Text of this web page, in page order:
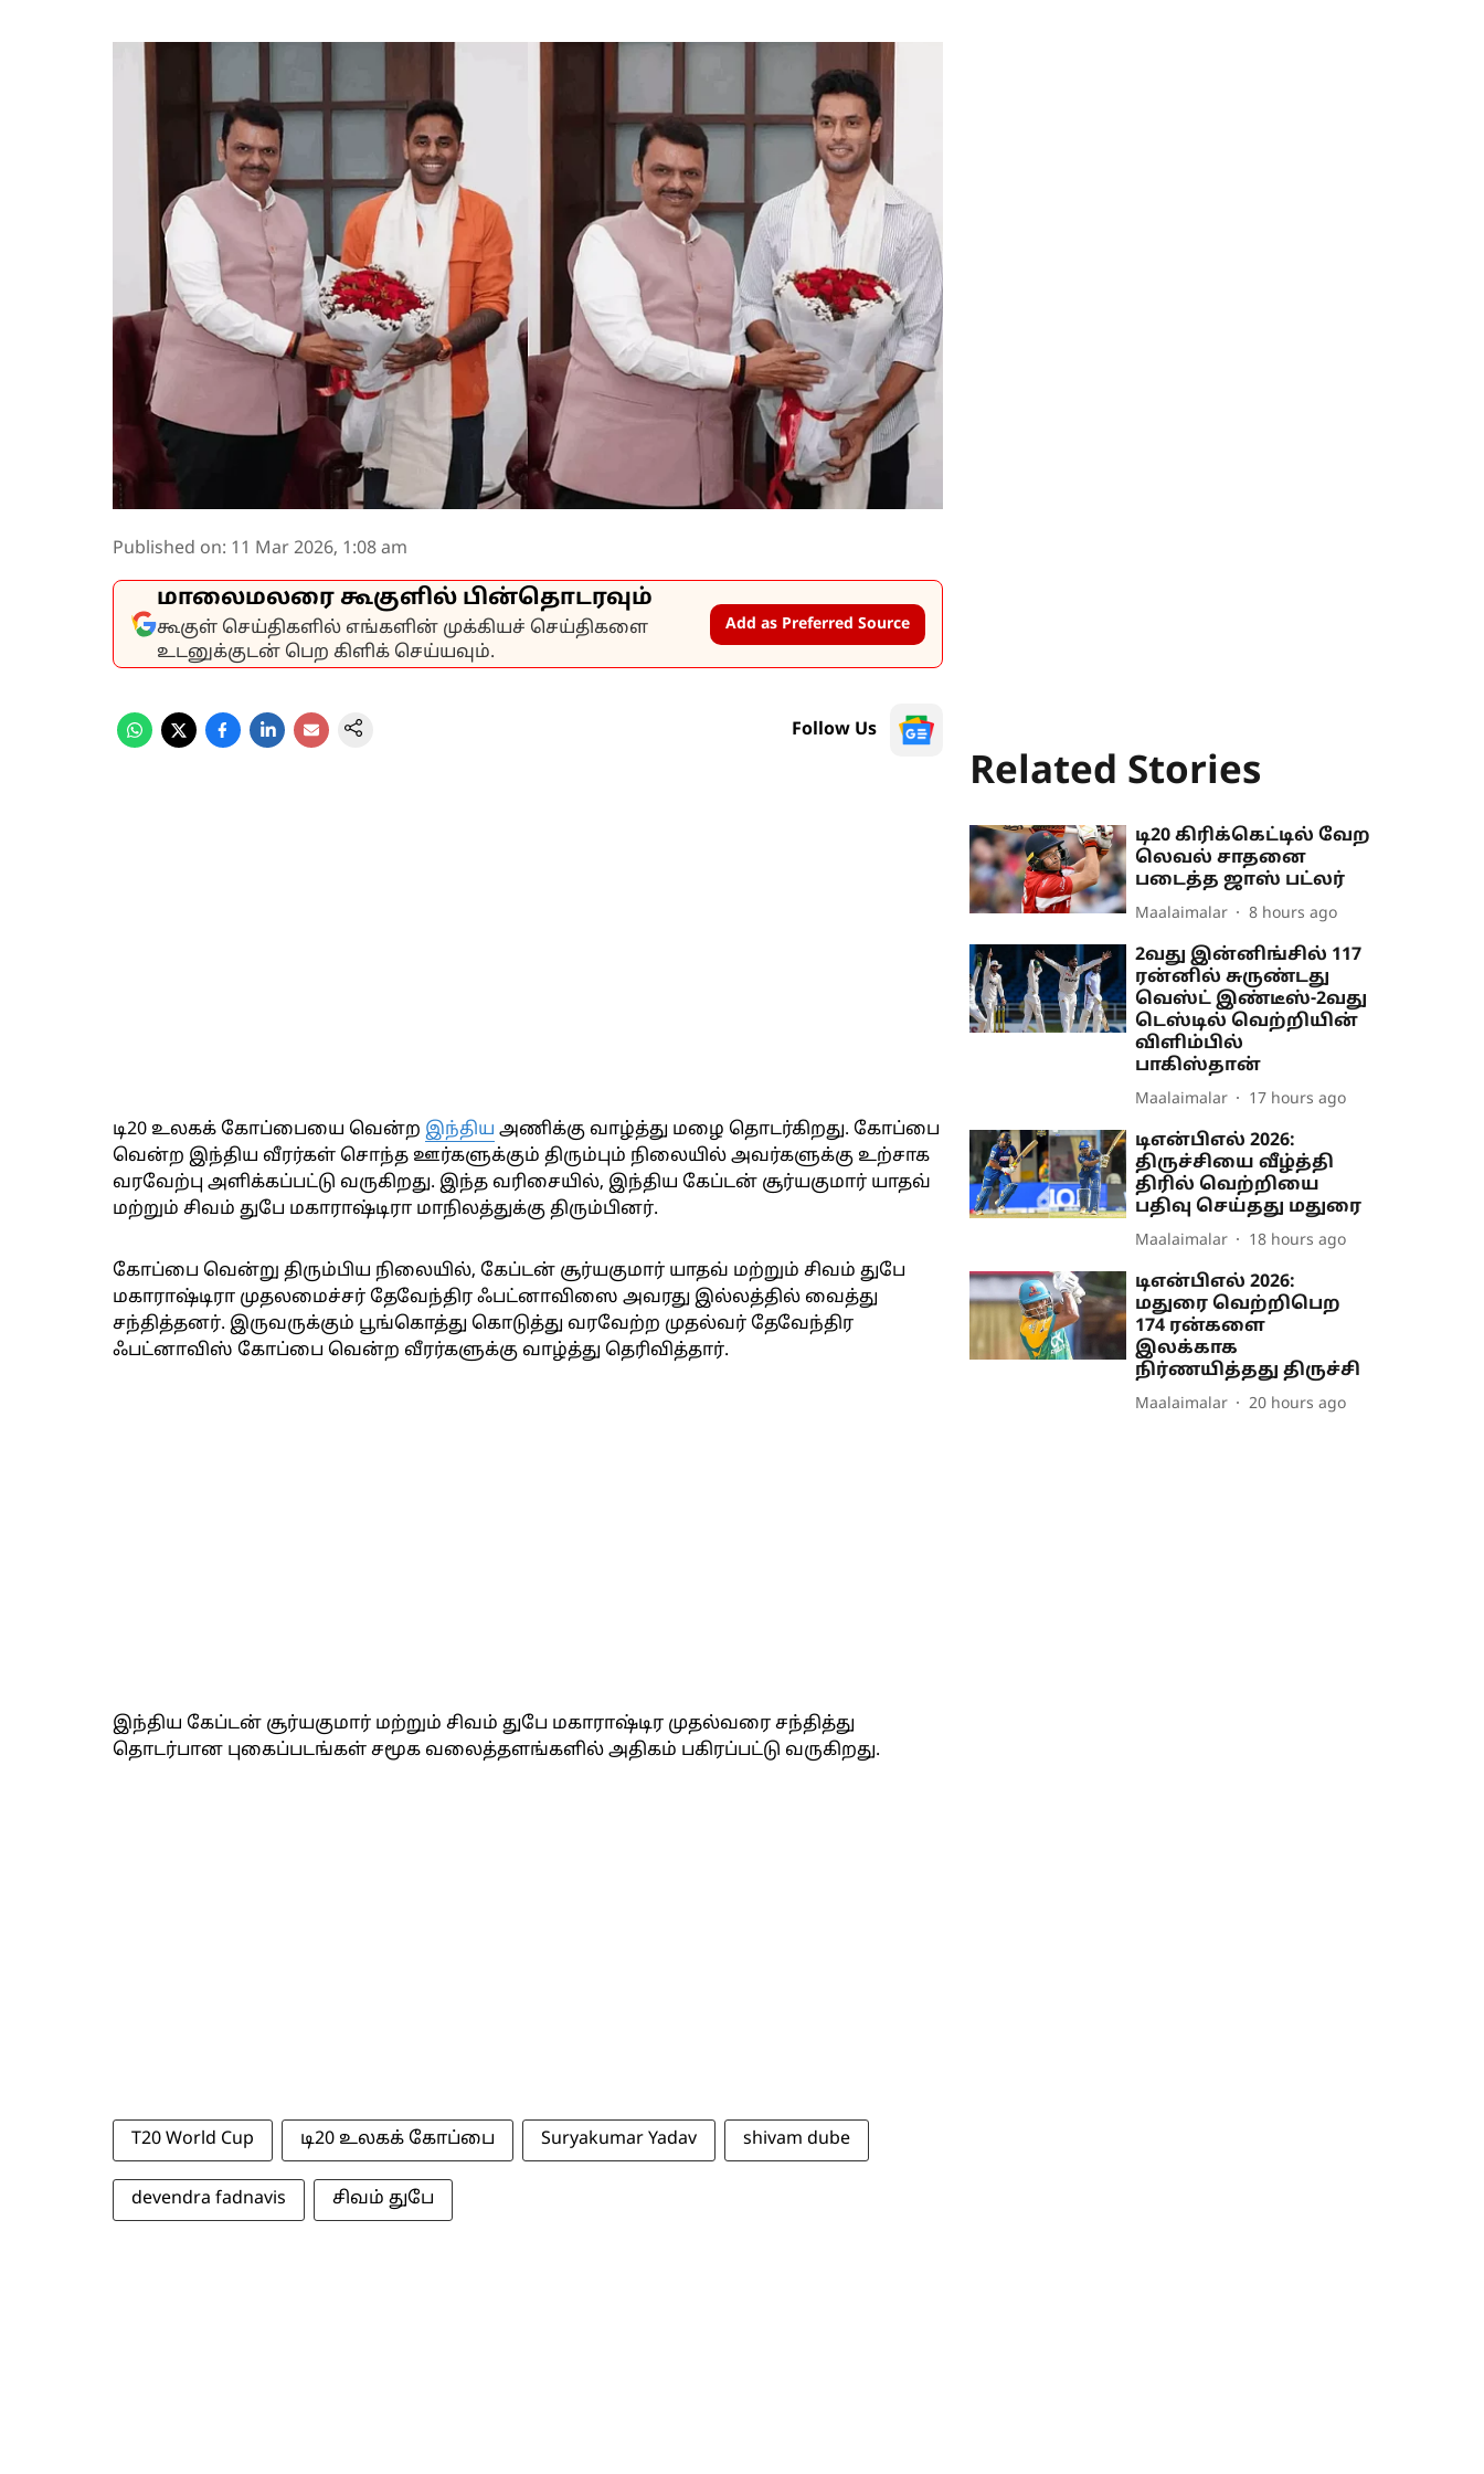
Published on: 11 Mar 2026, 1:08 am
மாலைமலரை கூகுளில் பின்தொடரவும்
கூகுள் செய்திகளில் எங்களின் முக்கியச் செய்திகளை
உடனுக்குடன் பெற கிளிக் செய்யவும்.
Add as Preferred Source
Follow Us
டி20 உலகக் கோப்பையை வென்ற இந்திய அணிக்கு வாழ்த்து மழை தொடர்கிறது. கோப்பை
வென்ற இந்திய வீரர்கள் சொந்த ஊர்களுக்கும் திரும்பும் நிலையில் அவர்களுக்கு உற்சாக
வரவேற்பு அளிக்கப்பட்டு வருகிறது. இந்த வரிசையில், இந்திய கேப்டன் சூர்யகுமார் யாதவ்
மற்றும் சிவம் துபே மகாராஷ்டிரா மாநிலத்துக்கு திரும்பினர்.
கோப்பை வென்று திரும்பிய நிலையில், கேப்டன் சூர்யகுமார் யாதவ் மற்றும் சிவம் துபே
மகாராஷ்டிரா முதலமைச்சர் தேவேந்திர ஃபட்னாவிஸை அவரது இல்லத்தில் வைத்து
சந்தித்தனர். இருவருக்கும் பூங்கொத்து கொடுத்து வரவேற்ற முதல்வர் தேவேந்திர
ஃபட்னாவிஸ் கோப்பை வென்ற வீரர்களுக்கு வாழ்த்து தெரிவித்தார்.
இந்திய கேப்டன் சூர்யகுமார் மற்றும் சிவம் துபே மகாராஷ்டிர முதல்வரை சந்தித்து
தொடர்பான புகைப்படங்கள் சமூக வலைத்தளங்களில் அதிகம் பகிரப்பட்டு வருகிறது.
T20 World Cup டி20 உலகக் கோப்பை Suryakumar Yadav shivam dube
devendra fadnavis சிவம் துபே
Related Stories
டி20 கிரிக்கெட்டில் வேற
லெவல் சாதனை
படைத்த ஜாஸ் பட்லர்
Maalaimalar 8 hours ago
2வது இன்னிங்சில் 117
ரன்னில் சுருண்டது
வெஸ்ட் இண்டீஸ்-2வது
டெஸ்டில் வெற்றியின்
விளிம்பில்
பாகிஸ்தான்
Maalaimalar 17 hours ago
டிஎன்பிஎல் 2026:
திருச்சியை வீழ்த்தி
திரில் வெற்றியை
பதிவு செய்தது மதுரை
Maalaimalar 18 hours ago
டிஎன்பிஎல் 2026:
மதுரை வெற்றிபெற
174 ரன்களை
இலக்காக
நிர்ணயித்தது திருச்சி
Maalaimalar 20 hours ago